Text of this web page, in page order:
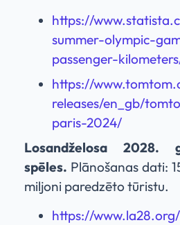
https://
summer-olympic-
passenger-
https://
releases/en_gb/
paris-2024/
Losandželosa 2028.
spēles. Plānošanas dati:
miljoni paredzēto tūristu.
https://www.la28.org/